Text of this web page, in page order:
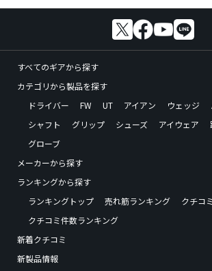
すべてのギアから探す
カテゴリから製品を探す
ドライバー
FW UT アイアン ウェッジ
シャフト
グリップ シューズ アイウェア
グローブ
メーカーから探す
ランキングから探す
ランキングトップ
売れ筋ランキング
クチコ
クチコミ件数ランキング
新着クチコミ
新製品情報